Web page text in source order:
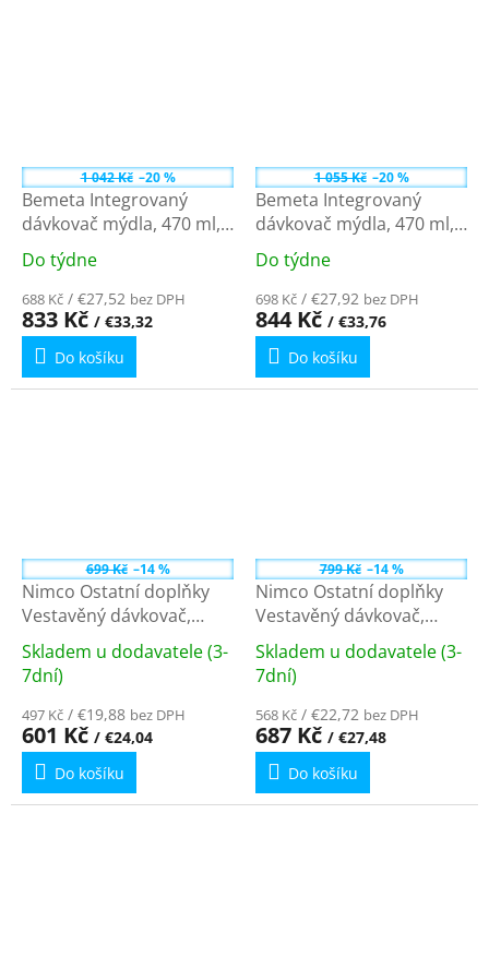
1 042 Kč –20 %
Bemeta Integrovaný
dávkovač mýdla, 470 ml,
mosaz/plast, černý
136109010
Průměrné
hodnocení
produktu
je
5,0
z
Do týdne
688 Kč / €27,52 bez DPH
833 Kč / €33,32
Do košíku
1 055 Kč –20 %
Bemeta Integrovaný
dávkovač mýdla, 470 ml,
mosaz/plast, lesk
136109012
Průměrné
hodnocení
produktu
je
5,0
z
Do týdne
698 Kč / €27,92 bez DPH
844 Kč / €33,76
Do košíku
699 Kč –14 %
Nimco Ostatní doplňky
Vestavěný dávkovač,
pumpa 35 mm + hadička
UN 4031VH-26
Průměrné
hodnocení
produktu
je
5,0
z
5
Skladem u dodavatele (3-
7dní)
497 Kč / €19,88 bez DPH
601 Kč / €24,04
Do košíku
799 Kč –14 %
Nimco Ostatní doplňky
Vestavěný dávkovač,
pumpa 35 mm UNC
4031V-90
Průměrné
hodnocení
produktu
je
3,8
z
5
Skladem u dodavatele (3-
7dní)
568 Kč / €22,72 bez DPH
687 Kč / €27,48
Do košíku